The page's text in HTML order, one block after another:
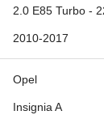
2.0 E85 Turbo -
2010-2017
Opel
Insignia A